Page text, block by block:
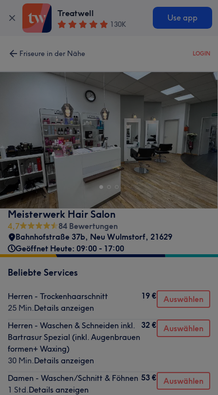
Treatwell
130K
Use app
Friseure in der Nähe LOGIN
Meisterwerk Hair Salon
4,7
84 Bewertungen
Bahnhofstraße 37b, Neu Wulmstorf, 21629
Geöffnet Heute: 09:00 - 17:00
Beliebte Services
Herren - Trockenhaarschnitt
25 Min.Details anzeigen
19 € Auswählen
Herren - Waschen & Schneiden inkl.
Bartrasur Spezial (inkl. Augenbrauen
formen+ Waxing)
30 Min.Details anzeigen
32 € Auswählen
Damen - Waschen/Schnitt & Föhnen
1 Std.Details anzeigen
53 € Auswählen